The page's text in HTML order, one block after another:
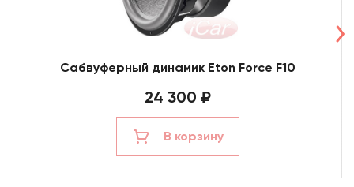
Сабвуферный динамик Eton Force F10
24 300 ₽
В корзину